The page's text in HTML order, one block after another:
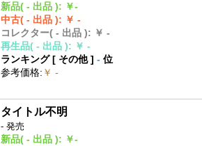
新品( - 出品 ): ￥-
中古( - 出品 ): ￥ -
コレクター( - 出品 ): ￥ -
再生品( - 出品 ): ￥ -
ランキング [ その他]- 位
参考価格: ￥ -
タイトル不明
- 発売
新品( - 出品 ): ￥-